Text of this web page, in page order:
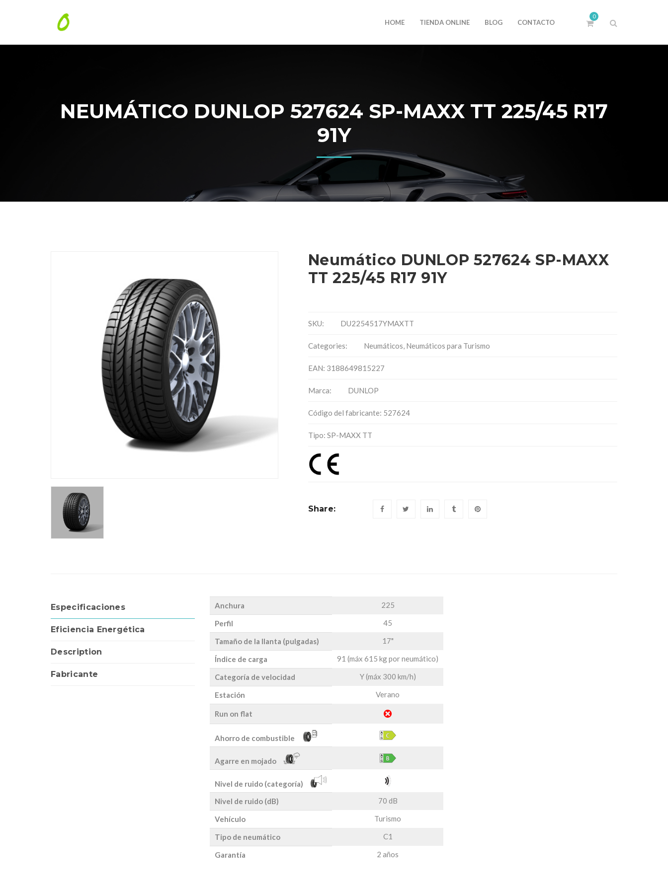
HOME TIENDA ONLINE BLOG CONTACTO
0
NEUMÁTICO DUNLOP 527624 SP-MAXX TT 225/45 R17
91Y
Neumático DUNLOP 527624 SP-MAXX
TT 225/45 R17 91Y
SKU: DU2254517YMAXTT
Categories: Neumáticos, Neumáticos para Turismo
EAN: 3188649815227
Marca: DUNLOP
Código del fabricante: 527624
Tipo: SP-MAXX TT
Share:
Especificaciones
Eficiencia Energética
Description
Fabricante
Anchura 225
Perfil 45
Tamaño de la llanta (pulgadas) 17"
Índice de carga 91 (máx 615 kg por neumático)
Categoría de velocidad Y (máx 300 km/h)
Estación Verano
Run on flat
Ahorro de combustible
Agarre en mojado
Nivel de ruido (categoría)
Nivel de ruido (dB)
70 dB
Vehículo Turismo
Tipo de neumático C1
Garantía 2 años